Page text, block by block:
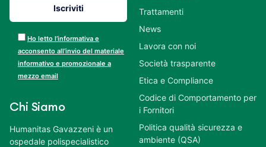
Ho letto l’informativa e
acconsento all’invio del materiale
informativo e promozionale a
mezzo email
Chi Siamo
Humanitas Gavazzeni è un
ospedale polispecialistico
Trattamenti
News
Lavora con noi
Società trasparente
Etica e Compliance
Codice di Comportamento per
i Fornitori
Politica qualità sicurezza e
ambiente (QSA)